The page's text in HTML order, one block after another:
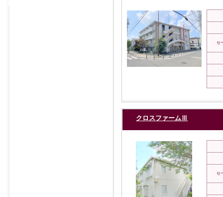
セ
クロスファームⅢ
セ